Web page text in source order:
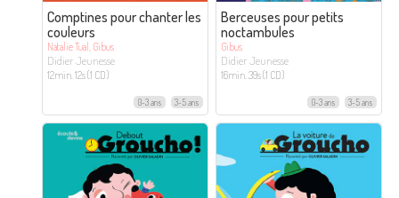
Comptines pour chanter les
couleurs
Natalie Tual, Gibus
Didier Jeunesse
12min. 12s (1 CD)
0-3 ans 3-5 ans
Berceuses pour petits
noctambules
Gibus
Didier Jeunesse
16min. 39s (1 CD)
0-3 ans 3-5 ans